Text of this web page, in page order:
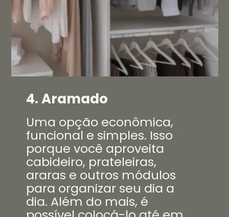
Uma opção econômica,
funcional e simples. Isso
porque você aproveita
cabideiro, prateleiras,
araras e outros módulos
para organizar seu dia a
dia. Além do mais, é
4. Aramado